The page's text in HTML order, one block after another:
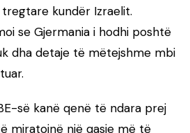
kundër Izraelit.
se Gjermania i hodhi poshtë
dha detaje të mëtejshme mbi
së kanë qenë të ndara prej
miratojnë një qasje më të